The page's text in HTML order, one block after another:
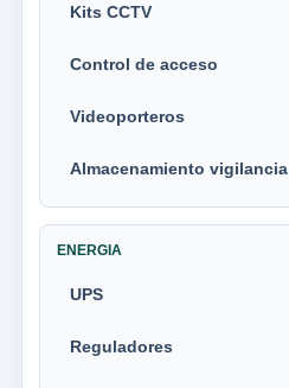
Kits CCTV
Control de acceso
Videoporteros
Almacenamiento vigilancia
ENERGIA
UPS
Reguladores